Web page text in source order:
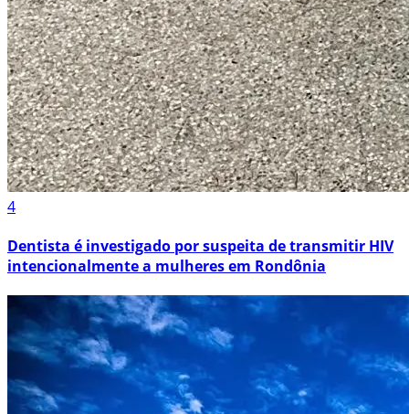
4
Dentista é investigado por suspeita de transmitir HIV
intencionalmente a mulheres em Rondônia